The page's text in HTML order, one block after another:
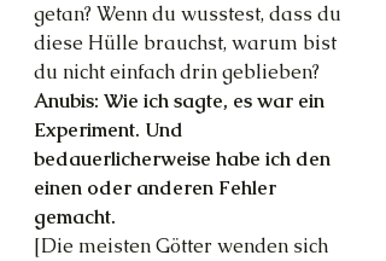
getan? Wenn du wusstest, dass du
diese Hülle brauchst, warum bist
du nicht einfach drin geblieben?
Anubis: Wie ich sagte, es war ein
Experiment. Und
bedauerlicherweise habe ich den
einen oder anderen Fehler
gemacht.
[Die meisten Götter wenden sich